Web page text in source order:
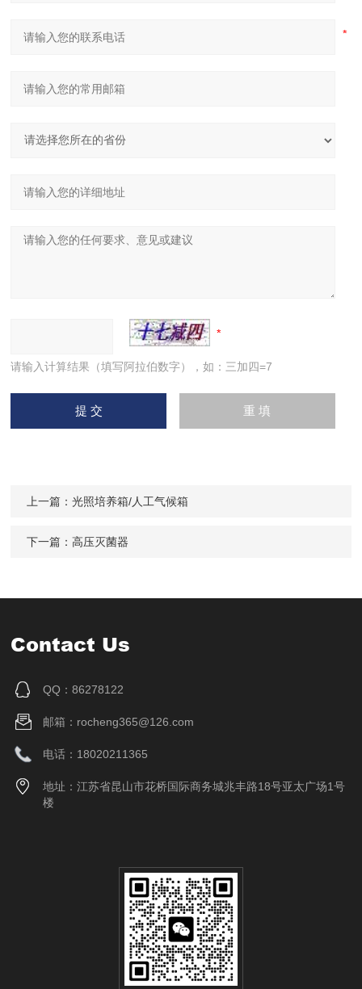
请输入计算结果（填写阿拉伯数字），如：三加四=7
上一篇：光照培养箱/人工气候箱
下一篇：高压灭菌器
Contact Us
QQ：86278122
邮箱：rocheng365@126.com
电话：18020211365
地址：江苏省昆山市花桥国际商务城兆丰路18号亚太广场1号
楼